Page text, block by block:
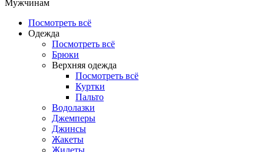
Мужчинам
Посмотреть всё
Одежда
Посмотреть всё
Брюки
Верхняя одежда
Посмотреть всё
Куртки
Пальто
Водолазки
Джемперы
Джинсы
Жакеты
Жилеты